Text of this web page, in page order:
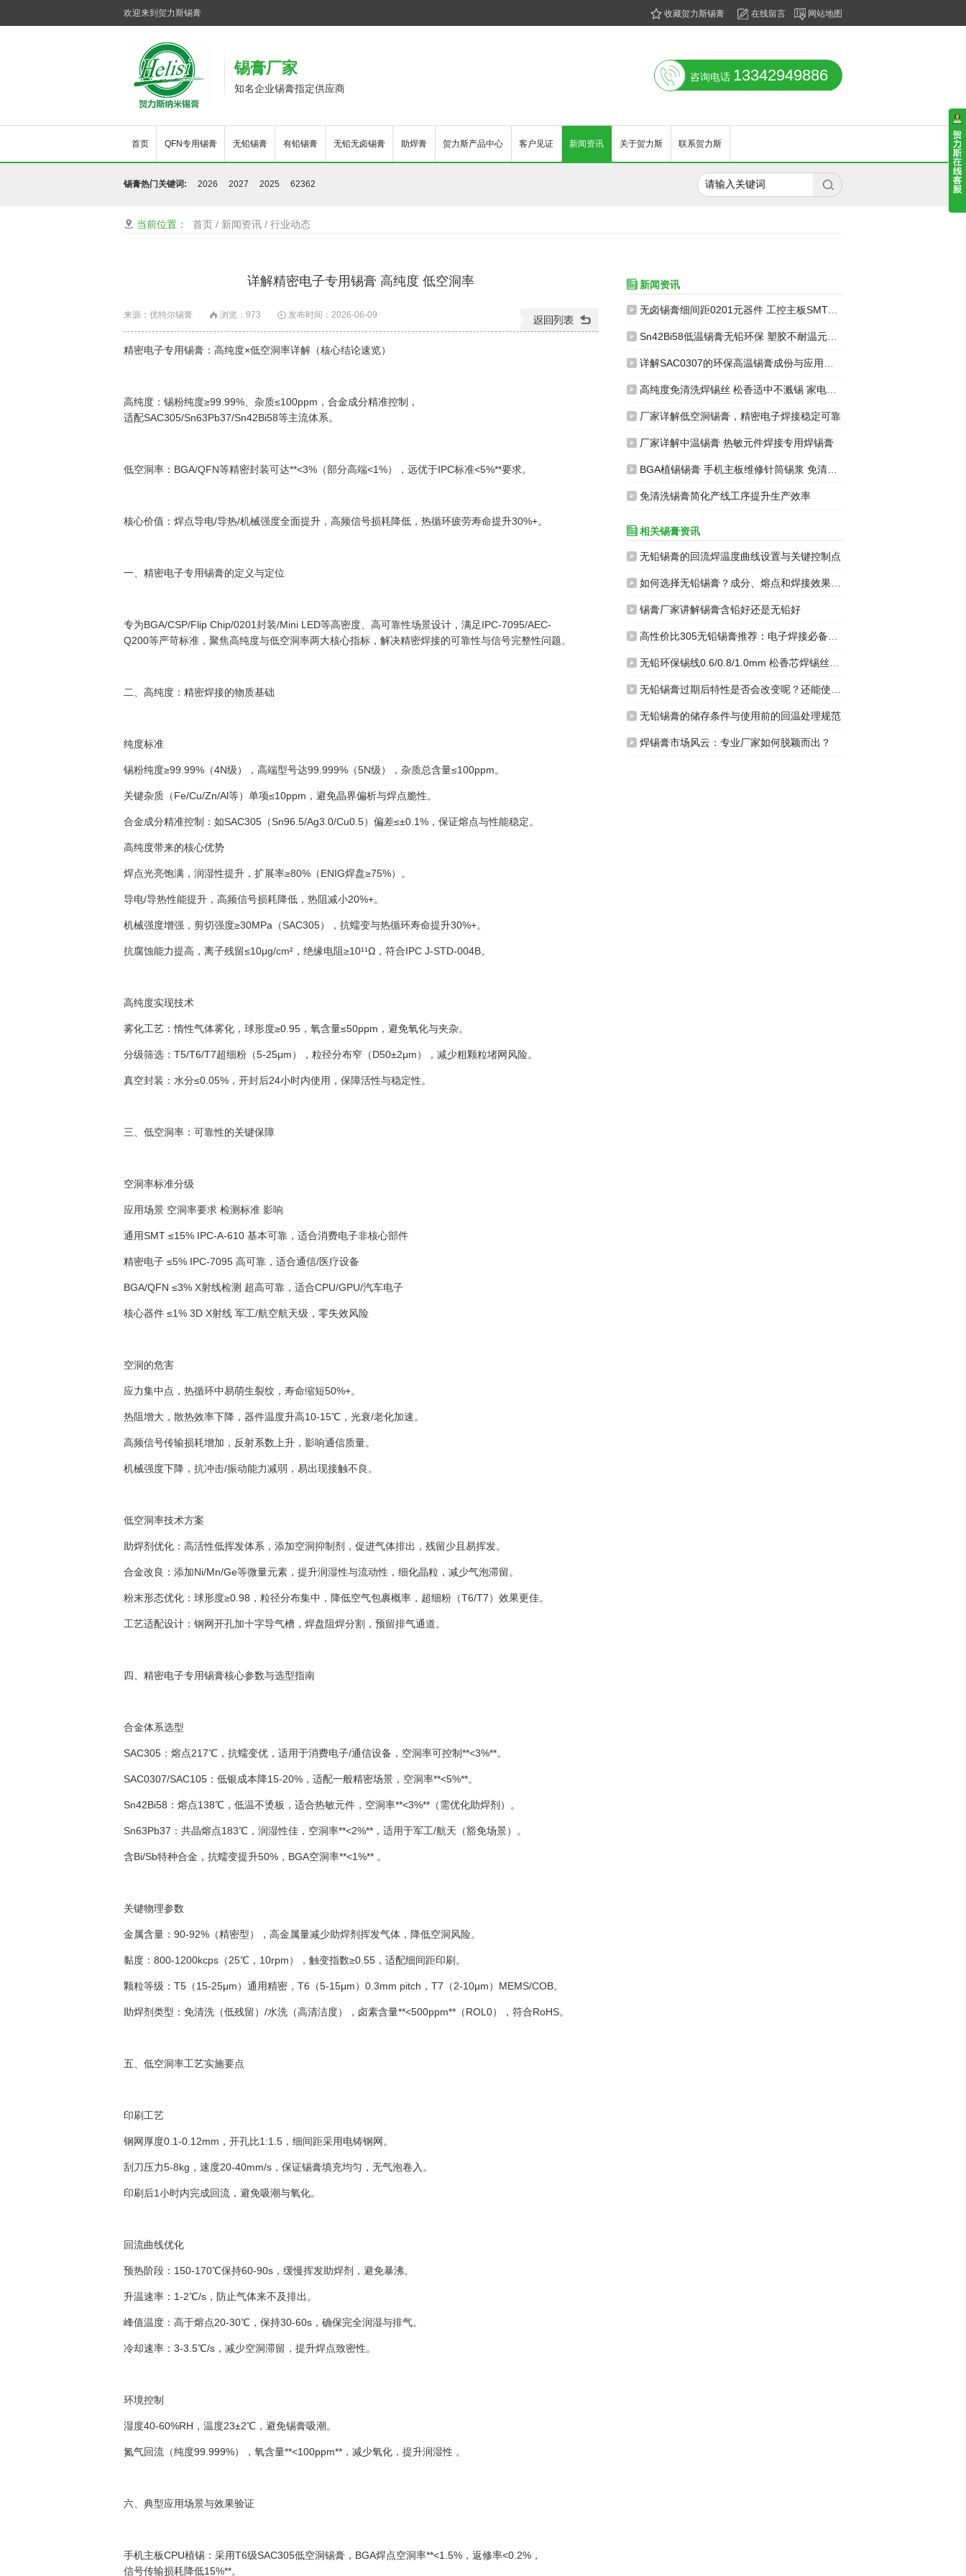
欢迎来到贺力斯锡膏 收藏贺力斯锡膏 在线留言 网站地图
锡膏厂家
知名企业锡膏指定供应商
咨询电话 13342949886
首页 QFN专用锡膏 无铅锡膏 有铅锡膏 无铅无卤锡膏 助焊膏 贺力斯产品中心 客户见证 新闻资讯 关于贺力斯 联系贺力斯
锡膏热门关键词: 2026 2027 2025 62362 
 当前位置： 首页 / 新闻资讯 /行业动态
详解精密电子专用锡膏 高纯度 低空洞率
来源：优特尔锡膏  浏览： 973  发布时间：2026-06-09
精密电子专用锡膏：高纯度×低空洞率详解（核心结论速览）
高纯度：锡粉纯度≥99.99%、杂质≤100ppm，合金成分精准控制，
适配SAC305/Sn63Pb37/Sn42Bi58等主流体系。
低空洞率：BGA/QFN等精密封装可达**<3%（部分高端<1%），远优于IPC标准<5%**要求。
核心价值：焊点导电/导热/机械强度全面提升，高频信号损耗降低，热循环疲劳寿命提升30%+。
一、精密电子专用锡膏的定义与定位
专为BGA/CSP/Flip Chip/0201封装/Mini LED等高密度、高可靠性场景设计，满足IPC-7095/AEC-
Q200等严苛标准，聚焦高纯度与低空洞率两大核心指标，解决精密焊接的可靠性与信号完整性问题。
二、高纯度：精密焊接的物质基础
纯度标准
锡粉纯度≥99.99%（4N级），高端型号达99.999%（5N级），杂质总含量≤100ppm。
关键杂质（Fe/Cu/Zn/Al等）单项≤10ppm，避免晶界偏析与焊点脆性。
合金成分精准控制：如SAC305（Sn96.5/Ag3.0/Cu0.5）偏差≤±0.1%，保证熔点与性能稳定。
高纯度带来的核心优势
焊点光亮饱满，润湿性提升，扩展率≥80%（ENIG焊盘≥75%）。
导电/导热性能提升，高频信号损耗降低，热阻减小20%+。
机械强度增强，剪切强度≥30MPa（SAC305），抗蠕变与热循环寿命提升30%+。
抗腐蚀能力提高，离子残留≤10μg/cm²，绝缘电阻≥10¹¹Ω，符合IPC J-STD-004B。
高纯度实现技术
雾化工艺：惰性气体雾化，球形度≥0.95，氧含量≤50ppm，避免氧化与夹杂。
分级筛选：T5/T6/T7超细粉（5-25μm），粒径分布窄（D50±2μm），减少粗颗粒堵网风险。
真空封装：水分≤0.05%，开封后24小时内使用，保障活性与稳定性。
三、低空洞率：可靠性的关键保障
空洞率标准分级
应用场景 空洞率要求 检测标准 影响
通用SMT ≤15% IPC-A-610 基本可靠，适合消费电子非核心部件
精密电子 ≤5% IPC-7095 高可靠，适合通信/医疗设备
BGA/QFN ≤3% X射线检测 超高可靠，适合CPU/GPU/汽车电子
核心器件 ≤1% 3D X射线 军工/航空航天级，零失效风险
空洞的危害
应力集中点，热循环中易萌生裂纹，寿命缩短50%+。
热阻增大，散热效率下降，器件温度升高10-15℃，光衰/老化加速。
高频信号传输损耗增加，反射系数上升，影响通信质量。
机械强度下降，抗冲击/振动能力减弱，易出现接触不良。
低空洞率技术方案
助焊剂优化：高活性低挥发体系，添加空洞抑制剂，促进气体排出，残留少且易挥发。
合金改良：添加Ni/Mn/Ge等微量元素，提升润湿性与流动性，细化晶粒，减少气泡滞留。
粉末形态优化：球形度≥0.98，粒径分布集中，降低空气包裹概率，超细粉（T6/T7）效果更佳。
工艺适配设计：钢网开孔加十字导气槽，焊盘阻焊分割，预留排气通道。
四、精密电子专用锡膏核心参数与选型指南
合金体系选型
SAC305：熔点217℃，抗蠕变优，适用于消费电子/通信设备，空洞率可控制**<3%**。
SAC0307/SAC105：低银成本降15-20%，适配一般精密场景，空洞率**<5%**。
Sn42Bi58：熔点138℃，低温不烫板，适合热敏元件，空洞率**<3%**（需优化助焊剂）。
Sn63Pb37：共晶熔点183℃，润湿性佳，空洞率**<2%**，适用于军工/航天（豁免场景）。
含Bi/Sb特种合金，抗蠕变提升50%，BGA空洞率**<1%** 。
关键物理参数
金属含量：90-92%（精密型），高金属量减少助焊剂挥发气体，降低空洞风险。
黏度：800-1200kcps（25℃，10rpm），触变指数≥0.55，适配细间距印刷。
颗粒等级：T5（15-25μm）通用精密，T6（5-15μm）0.3mm pitch，T7（2-10μm）MEMS/COB。
助焊剂类型：免清洗（低残留）/水洗（高清洁度），卤素含量**<500ppm**（ROL0），符合RoHS。
五、低空洞率工艺实施要点
印刷工艺
钢网厚度0.1-0.12mm，开孔比1:1.5，细间距采用电铸钢网。
刮刀压力5-8kg，速度20-40mm/s，保证锡膏填充均匀，无气泡卷入。
印刷后1小时内完成回流，避免吸潮与氧化。
回流曲线优化
预热阶段：150-170℃保持60-90s，缓慢挥发助焊剂，避免暴沸。
升温速率：1-2℃/s，防止气体来不及排出。
峰值温度：高于熔点20-30℃，保持30-60s，确保完全润湿与排气。
冷却速率：3-3.5℃/s，减少空洞滞留，提升焊点致密性。
环境控制
湿度40-60%RH，温度23±2℃，避免锡膏吸潮。
氮气回流（纯度99.999%），氧含量**<100ppm**，减少氧化，提升润湿性 。
六、典型应用场景与效果验证
手机主板CPU植锡：采用T6级SAC305低空洞锡膏，BGA焊点空洞率**<1.5%，返修率<0.2%，
信号传输损耗降低15%**。
新闻资讯
 无卤锡膏细间距0201元器件 工控主板SMT贴片 降低焊接不良率锡浆
 Sn42Bi58低温锡膏无铅环保 塑胶不耐温元件焊接 不灼伤物料SMT焊锡膏
 详解SAC0307的环保高温锡膏成份与应用场景
 高纯度免清洗焊锡丝 松香适中不溅锡 家电电路板焊接锡线
 厂家详解低空洞锡膏，精密电子焊接稳定可靠
 厂家详解中温锡膏 热敏元件焊接专用焊锡膏
 BGA植锡锡膏 手机主板维修针筒锡浆 免清洗助焊锡膏
 免清洗锡膏简化产线工序提升生产效率
相关锡膏资讯
 无铅锡膏的回流焊温度曲线设置与关键控制点
 如何选择无铅锡膏？成分、熔点和焊接效果全指南
 锡膏厂家讲解锡膏含铅好还是无铅好
 高性价比305无铅锡膏推荐：电子焊接必备清单
 无铅环保锡线0.6/0.8/1.0mm 松香芯焊锡丝SMT电子维修高纯度焊锡线厂家
 无铅锡膏过期后特性是否会改变呢？还能使用吗？
 无铅锡膏的储存条件与使用前的回温处理规范
 焊锡膏市场风云：专业厂家如何脱颖而出？